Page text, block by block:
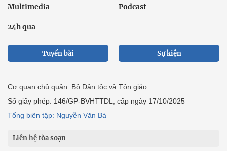
Multimedia Podcast
24h qua
Tuyến bài Sự kiện
Cơ quan chủ quản: Bộ Dân tộc và Tôn giáo
Số giấy phép: 146/GP-BVHTTDL, cấp ngày 17/10/2025
Tổng biên tập: Nguyễn Văn Bá
Liên hệ tòa soạn